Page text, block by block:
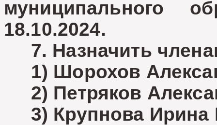
муниципального
18.10.2024.
7. Назначить
1) Шорохов
2) Петряков
3) Крупнова Ирина